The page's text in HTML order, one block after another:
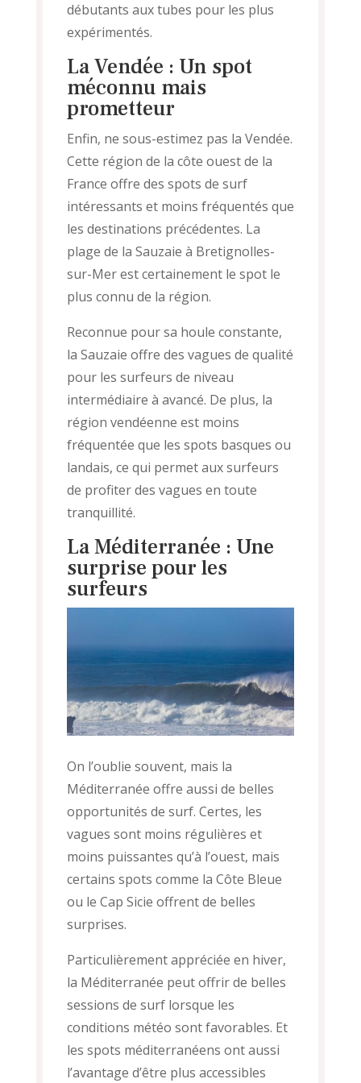
débutants aux tubes pour les plus
expérimentés.
La Vendée : Un spot
méconnu mais
prometteur
Enfin, ne sous-estimez pas la Vendée.
Cette région de la côte ouest de la
France offre des spots de surf
intéressants et moins fréquentés que
les destinations précédentes. La
plage de la Sauzaie à Bretignolles-
sur-Mer est certainement le spot le
plus connu de la région.
Reconnue pour sa houle constante,
la Sauzaie offre des vagues de qualité
pour les surfeurs de niveau
intermédiaire à avancé. De plus, la
région vendéenne est moins
fréquentée que les spots basques ou
landais, ce qui permet aux surfeurs
de profiter des vagues en toute
tranquillité.
La Méditerranée : Une
surprise pour les
surfeurs
On l’oublie souvent, mais la
Méditerranée offre aussi de belles
opportunités de surf. Certes, les
vagues sont moins régulières et
moins puissantes qu’à l’ouest, mais
certains spots comme la Côte Bleue
ou le Cap Sicie offrent de belles
surprises.
Particulièrement appréciée en hiver,
la Méditerranée peut offrir de belles
sessions de surf lorsque les
conditions météo sont favorables. Et
les spots méditerranéens ont aussi
l’avantage d’être plus accessibles